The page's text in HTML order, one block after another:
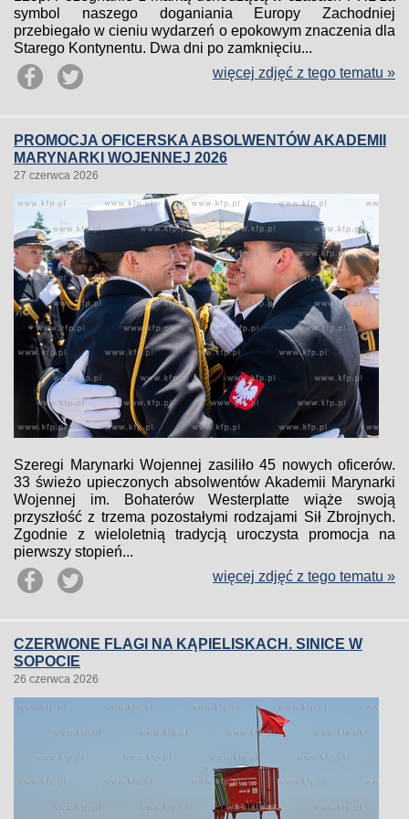
symbol naszego doganiania Europy Zachodniej
przebiegało w cieniu wydarzeń o epokowym znaczenia dla
Starego Kontynentu. Dwa dni po zamknięciu...
więcej zdjęć z tego tematu »
PROMOCJA OFICERSKA ABSOLWENTÓW AKADEMII
MARYNARKI WOJENNEJ 2026
27 czerwca 2026
Szeregi Marynarki Wojennej zasiliło 45 nowych oficerów.
33 świeżo upieczonych absolwentów Akademii Marynarki
Wojennej im. Bohaterów Westerplatte wiąże swoją
przyszłość z trzema pozostałymi rodzajami Sił Zbrojnych.
Zgodnie z wieloletnią tradycją uroczysta promocja na
pierwszy stopień...
więcej zdjęć z tego tematu »
CZERWONE FLAGI NA KĄPIELISKACH. SINICE W
SOPOCIE
26 czerwca 2026